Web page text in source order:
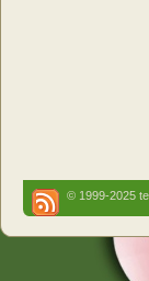
© 1999-2025